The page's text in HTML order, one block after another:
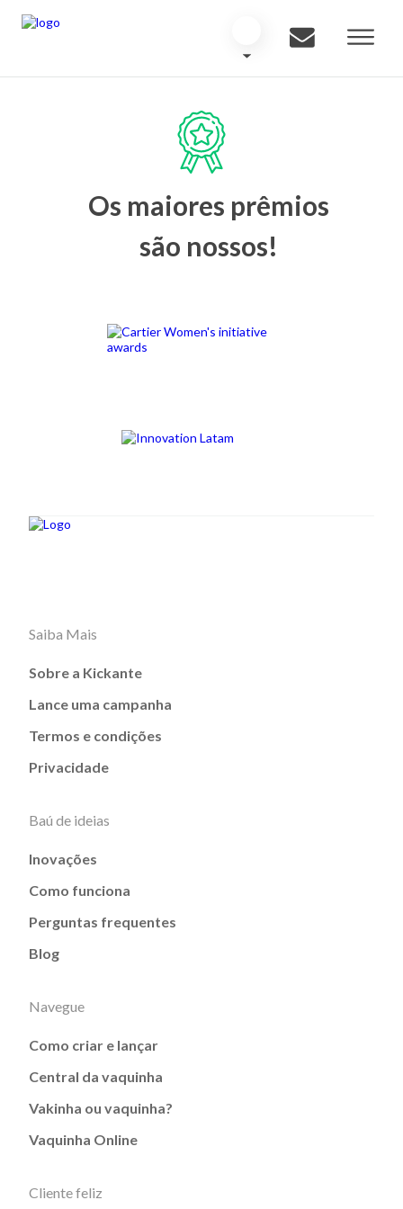
Os maiores prêmios
são nossos!
Saiba Mais
Sobre a Kickante
Lance uma campanha
Termos e condições
Privacidade
Baú de ideias
Inovações
Como funciona
Perguntas frequentes
Blog
Navegue
Como criar e lançar
Central da vaquinha
Vakinha ou vaquinha?
Vaquinha Online
Cliente feliz